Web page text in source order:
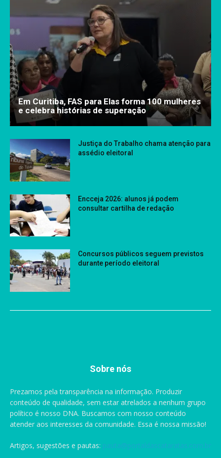
Em Curitiba, FAS para Elas forma 100 mulheres
e celebra histórias de superação
Justiça do Trabalho chama atenção para
assédio eleitoral
Encceja 2026: alunos já podem
consultar cartilha de redação
Concursos públicos seguem previstos
durante período eleitoral
Sobre nós
Prezamos pela transparência na informação. Produzir
conteúdo de qualidade, sem estar atrelados a nenhum grupo
político é nosso DNA. Buscamos com nosso conteúdo
atender aos interesses da comunidade. Essa é nossa missão!
Artigos, sugestões e pautas: pauta@portaldascataratas.com.br